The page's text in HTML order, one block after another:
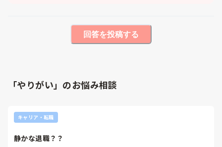
回答を投稿する
「やりがい」のお悩み相談
キャリア・転職
静かな退職？？